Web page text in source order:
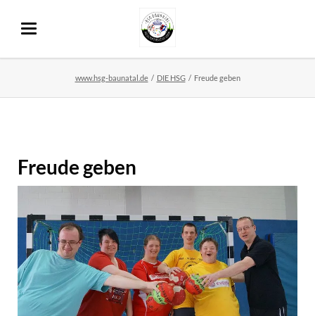
www.hsg-baunatal.de DIE HSG Freude geben
Freude geben